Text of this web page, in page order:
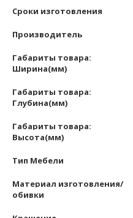
Сроки изготовления
Производитель
Габариты товара:
Ширина(мм)
Габариты товара:
Глубина(мм)
Габариты товара:
Высота(мм)
Тип Мебели
Материал изготовления/
обивки